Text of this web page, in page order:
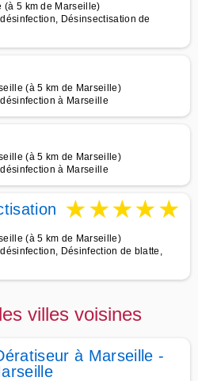
(à 5 km de Marseille)
Désinsectisation de
(à 5 km de Marseille)
à Marseille
(à 5 km de Marseille)
à Marseille
★★★★★
(à 5 km de Marseille)
Désinfection de blatte,
villes voisines
à Marseille -